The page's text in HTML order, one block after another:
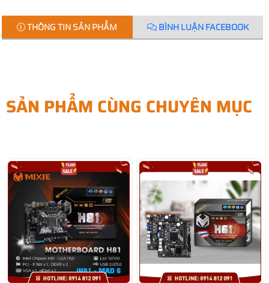
THÔNG TIN SẢN PHẨM BÌNH LUẬN FACEBOOK
SẢN PHẨM CÙNG CHUYÊN MỤC